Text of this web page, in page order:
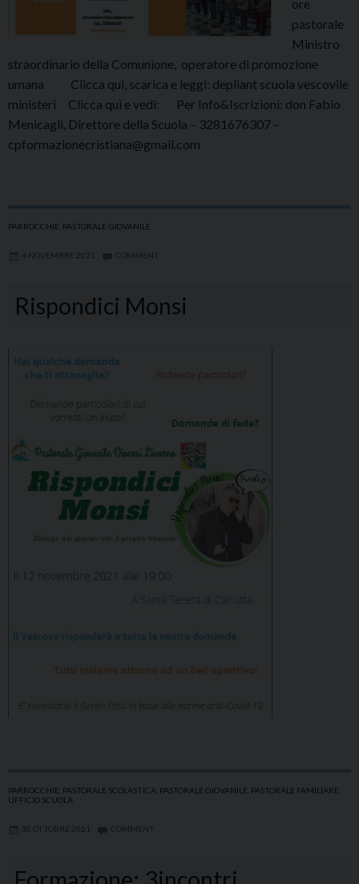
ore
pastorale
Ministro
straordinario della Comunione, operatore di promozione
umana Clicca qui, scarica e leggi: depliant scuola vescovile
ministeri Clicca qui e vedi: Per Info&Iscrizioni: don Fabio
Menicagli, Direttore della Scuola – 3281676307 –
cpformazionecristiana@gmail.com
PARROCCHIE PASTORALE GIOVANILE
4 NOVEMBRE 2021 COMMENT
Rispondici Monsi
PARROCCHIE PASTORALE SCOLASTICA PASTORALE GIOVANILE PASTORALE FAMILIARE
UFFICIO SCUOLA
30 OTTOBRE 2021 COMMENT